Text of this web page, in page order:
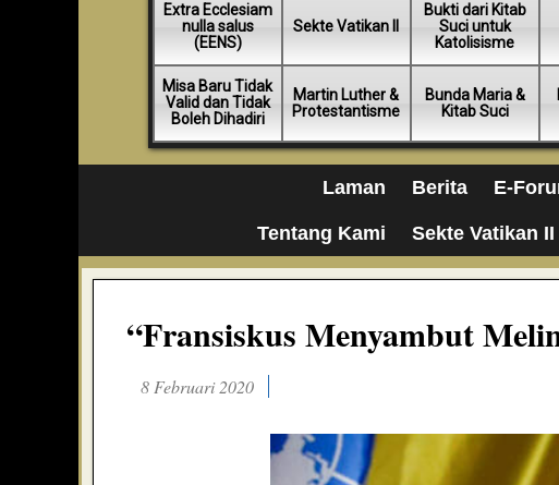
Extra Ecclesiam
nulla salus
(EENS)
Sekte Vatikan II
Bukti dari Kitab
Suci untuk
Katolisisme
Misa Baru Tidak
Valid dan Tidak
Boleh Dihadiri
Martin Luther &
Protestantisme
Bunda Maria &
Kitab Suci
Laman Berita E-
Tentang Kami Sekte Vatikan II
“Fransiskus Menyambut
8 Februari 2020